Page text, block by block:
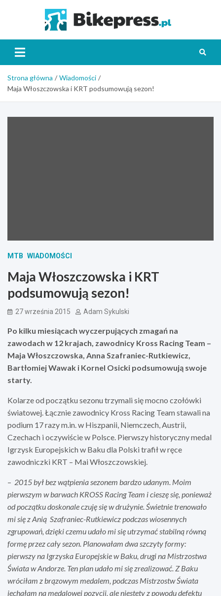
Strona główna
Wiadomości
Maja Włoszczowska i KRT podsumowują sezon!
MTB WIADOMOŚCI
Maja Włoszczowska i KRT
podsumowują sezon!
27 września 2015 Adam Sykulski
Po kilku miesiącach wyczerpujących zmagań na
zawodach w 12 krajach, zawodnicy Kross Racing Team –
Maja Włoszczowska, Anna Szafraniec-Rutkiewicz,
Bartłomiej Wawak i Kornel Osicki podsumowują swoje
starty.
Kolarze od początku sezonu trzymali się mocno czołówki
światowej. Łącznie zawodnicy Kross Racing Team stawali na
podium 17 razy m.in. w Hiszpanii, Niemczech, Austrii,
Czechach i oczywiście w Polsce. Pierwszy historyczny medal
Igrzysk Europejskich w Baku dla Polski trafił w ręce
zawodniczki KRT – Mai Włoszczowskiej.
– 2015 był bez wątpienia sezonem bardzo udanym. Moim
pierwszym w barwach KROSS Racing Team i cieszę się, ponieważ
od początku doskonale czuję się w drużynie. Świetnie trenowało
mi się z Anią Szafraniec-Rutkiewicz podczas wiosennych
zgrupowań, dzięki czemu udało mi się utrzymać stabilną równą
formę przez cały sezon. Planowałam dwa szczyty formy:
pierwszy na Igrzyska Europejskie w Baku, drugi na Mistrzostwa
Świata w Andorze. Ten plan udało mi się zrealizować. Z Baku
wróciłam z brązowym medalem, podczas Mistrzostw Świata
jechałam na medalowej pozycji, ale niestety z powodu defektu